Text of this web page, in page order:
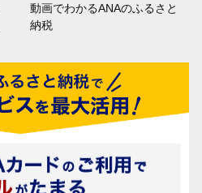
動画でわかるANAのふるさと
納税